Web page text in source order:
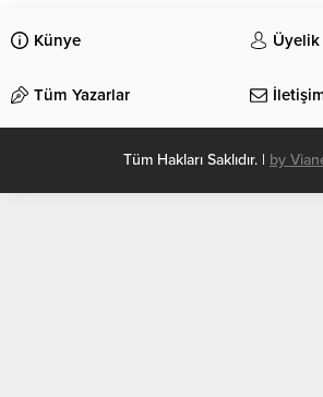
olarak bu şekilde gösterilir,
eklenmemişse bu alan boş kalır.
Künye Üyelik
Tüm Yazarlar
Tüm Hakları Saklıdır. | by